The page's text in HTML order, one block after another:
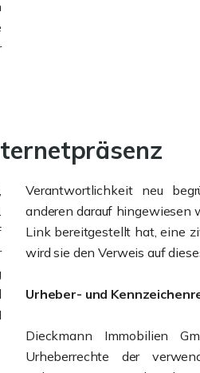
Verantwortlichkeit neu
anderen darauf hingewiesen
Link bereitgestellt hat, eine
wird sie den Verweis auf
Urheber- und
Dieckmann Immobilien
Urheberrechte der